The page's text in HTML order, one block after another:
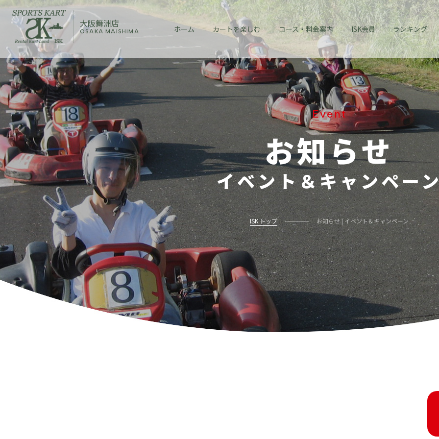
大阪舞洲店
OSAKA MAISHIMA ホーム カートを楽しむ コース・料金案内 ISK会員 ランキング
Event
お知らせ
イベント＆キャンペー
ISK トップ お知らせ | イベント＆キャンペーン